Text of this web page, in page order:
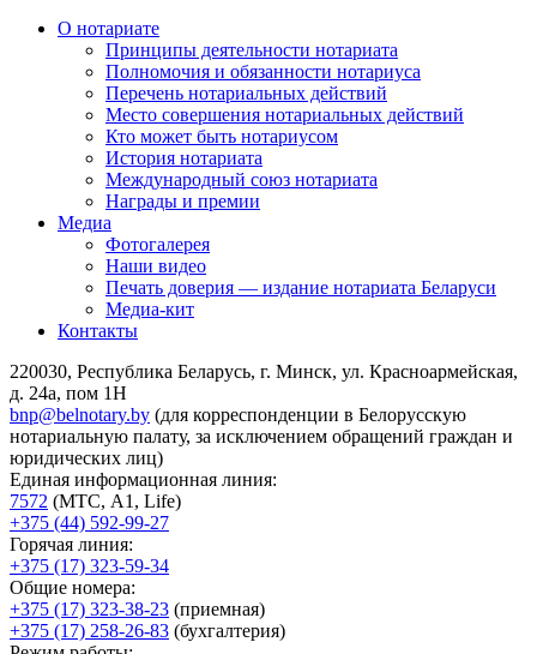
О нотариате
Принципы деятельности нотариата
Полномочия и обязанности нотариуса
Перечень нотариальных действий
Место совершения нотариальных действий
Кто может быть нотариусом
История нотариата
Международный союз нотариата
Награды и премии
Медиа
Фотогалерея
Наши видео
Печать доверия — издание нотариата Беларуси
Медиа-кит
Контакты
220030, Республика Беларусь, г. Минск, ул. Красноармейская,
д. 24а, пом 1Н
bnp@belnotary.by (для корреспонденции в Белорусскую
нотариальную палату, за исключением обращений граждан и
юридических лиц)
Единая информационная линия:
7572 (МТС, A1, Life)
+375 (44) 592-99-27
Горячая линия:
+375 (17) 323-59-34
Общие номера:
+375 (17) 323-38-23 (приемная)
+375 (17) 258-26-83 (бухгалтерия)